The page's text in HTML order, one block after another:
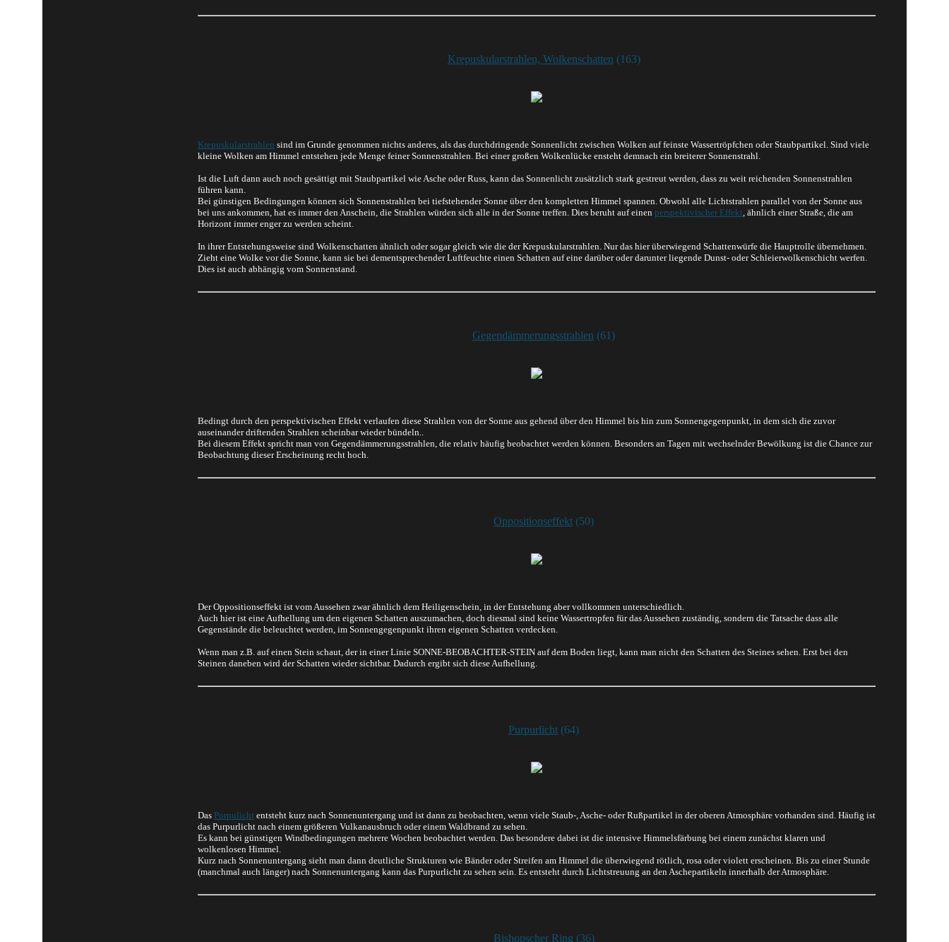
Krepuskularstrahlen, Wolkenschatten (163)
Krepuskularstrahlen sind im Grunde genommen nichts anderes, als das durchdringende Sonnenlicht zwischen Wolken auf feinste Wassertröpfchen oder Staubpartikel. Sind viele
kleine Wolken am Himmel entstehen jede Menge feiner Sonnenstrahlen. Bei einer großen Wolkenlücke ensteht demnach ein breiterer Sonnenstrahl.
Ist die Luft dann auch noch gesättigt mit Staubpartikel wie Asche oder Russ, kann das Sonnenlicht zusätzlich stark gestreut werden, dass zu weit reichenden Sonnenstrahlen
führen kann.
Bei günstigen Bedingungen können sich Sonnenstrahlen bei tiefstehender Sonne über den kompletten Himmel spannen. Obwohl alle Lichtstrahlen parallel von der Sonne aus
bei uns ankommen, hat es immer den Anschein, die Strahlen würden sich alle in der Sonne treffen. Dies beruht auf einen perspektivischer Effekt, ähnlich einer Straße, die am
Horizont immer enger zu werden scheint.
In ihrer Entstehungsweise sind Wolkenschatten ähnlich oder sogar gleich wie die der Krepuskularstrahlen. Nur das hier überwiegend Schattenwürfe die Hauptrolle übernehmen.
Zieht eine Wolke vor die Sonne, kann sie bei dementsprechender Luftfeuchte einen Schatten auf eine darüber oder darunter liegende Dunst- oder Schleierwolkenschicht werfen.
Dies ist auch abhängig vom Sonnenstand.
Gegendämmerungsstrahlen (61)
Bedingt durch den perspektivischen Effekt verlaufen diese Strahlen von der Sonne aus gehend über den Himmel bis hin zum Sonnengegenpunkt, in dem sich die zuvor
auseinander driftenden Strahlen scheinbar wieder bündeln..
Bei diesem Effekt spricht man von Gegendämmerungsstrahlen, die relativ häufig beobachtet werden können. Besonders an Tagen mit wechselnder Bewölkung ist die Chance zur
Beobachtung dieser Erscheinung recht hoch.
Oppositionseffekt (50)
Der Oppositionseffekt ist vom Aussehen zwar ähnlich dem Heiligenschein, in der Entstehung aber vollkommen unterschiedlich.
Auch hier ist eine Aufhellung um den eigenen Schatten auszumachen, doch diesmal sind keine Wassertropfen für das Aussehen zuständig, sondern die Tatsache dass alle
Gegenstände die beleuchtet werden, im Sonnengegenpunkt ihren eigenen Schatten verdecken.
Wenn man z.B. auf einen Stein schaut, der in einer Linie SONNE-BEOBACHTER-STEIN auf dem Boden liegt, kann man nicht den Schatten des Steines sehen. Erst bei den
Steinen daneben wird der Schatten wieder sichtbar. Dadurch ergibt sich diese Aufhellung.
Purpurlicht (64)
Das Purpulicht entsteht kurz nach Sonnenuntergang und ist dann zu beobachten, wenn viele Staub-, Asche- oder Rußpartikel in der oberen Atmosphäre vorhanden sind. Häufig ist
das Purpurlicht nach einem größeren Vulkanausbruch oder einem Waldbrand zu sehen.
Es kann bei günstigen Windbedingungen mehrere Wochen beobachtet werden. Das besondere dabei ist die intensive Himmelsfärbung bei einem zunächst klaren und
wolkenlosen Himmel.
Kurz nach Sonnenuntergang sieht man dann deutliche Strukturen wie Bänder oder Streifen am Himmel die überwiegend rötlich, rosa oder violett erscheinen. Bis zu einer Stunde
(manchmal auch länger) nach Sonnenuntergang kann das Purpurlicht zu sehen sein. Es entsteht durch Lichtstreuung an den Aschepartikeln innerhalb der Atmosphäre.
Bishopscher Ring (36)